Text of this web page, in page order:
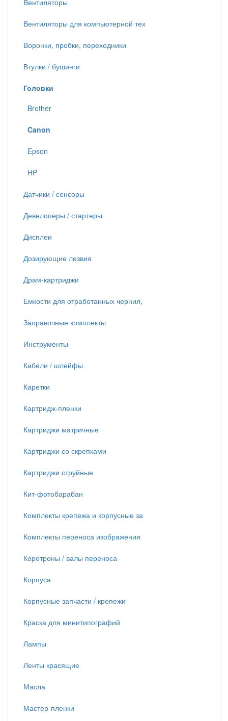
Вентиляторы
Вентиляторы для компьютерной тех
Воронки, пробки, переходники
Втулки / бушинги
Головки
Brother
Canon
Epson
HP
Датчики / сенсоры
Девелоперы / стартеры
Дисплеи
Дозирующие лезвия
Драм-картриджи
Емкости для отработанных чернил,
Заправочные комплекты
Инструменты
Кабели / шлейфы
Каретки
Картридж-пленки
Картриджи матричные
Картриджи со скрепками
Картриджи струйные
Кит-фотобарабан
Комплекты крепежа и корпусные за
Комплекты переноса изображения
Коротроны / валы переноса
Корпуса
Корпусные запчасти / крепежи
Краска для минитипографий
Лампы
Ленты красящие
Масла
Мастер-пленки